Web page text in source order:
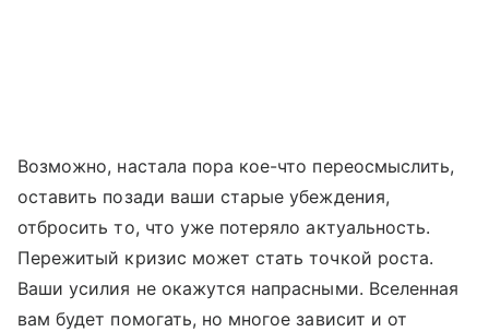
Возможно, настала пора кое-что переосмыслить,
оставить позади ваши старые убеждения,
отбросить то, что уже потеряло актуальность.
Пережитый кризис может стать точкой роста.
Ваши усилия не окажутся напрасными. Вселенная
вам будет помогать, но многое зависит и от